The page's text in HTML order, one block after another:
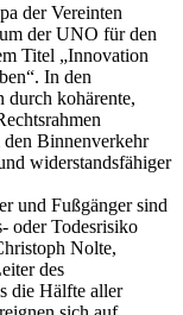
der Vereinten
der UNO für den
Titel „Innovation
In den
kohärente,
Binnenverkehr
widerstandsfähiger
und Fußgänger sind
oder Todesrisiko
Nolte,
des
die Hälfte aller